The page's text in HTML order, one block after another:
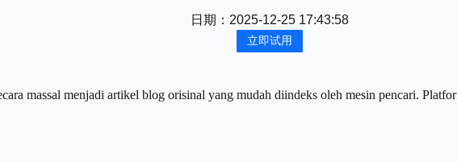
日期： 2025-12-25 17:43:58
立即试用
massal menjadi artikel blog orisinal yang mudah diindeks oleh mesin pencari.